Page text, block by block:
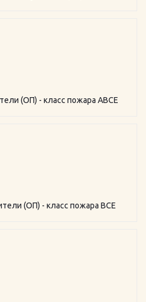
(ОП) - класс пожара АВСЕ
(ОП) - класс пожара ВСЕ